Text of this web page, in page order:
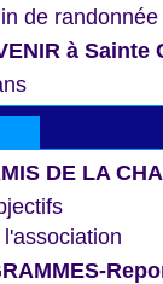
de randonnée
à Sainte
DE LA